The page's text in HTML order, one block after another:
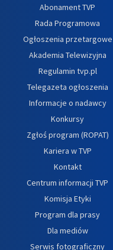
Abonament TVP
Rada Programowa
Ogłoszenia przetargowe
Akademia Telewizyjna
Regulamin tvp.pl
Telegazeta ogłoszenia
Informacje o nadawcy
Konkursy
Zgłoś program (ROPAT)
Kariera w TVP
Kontakt
Centrum informacji TVP
Komisja Etyki
Program dla prasy
Dla mediów
Serwis fotograficzny